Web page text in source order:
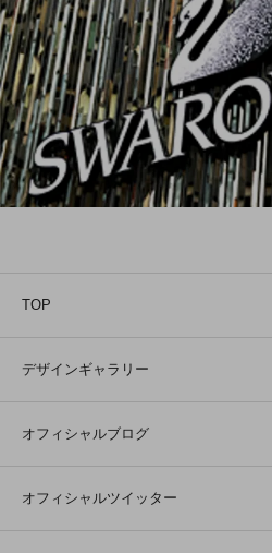
TOP
デザインギャラリー
オフィシャルブログ
オフィシャルツイッター